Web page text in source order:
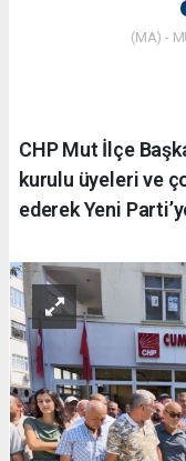
(MA) -
CHP Mut İlçe
kurulu üyeleri ve
ederek Yeni